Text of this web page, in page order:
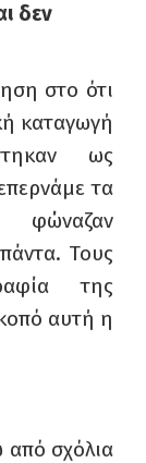
δεν
στο ότι
καταγωγή
ως
τα
Τους
της
αυτή η
από σχόλια